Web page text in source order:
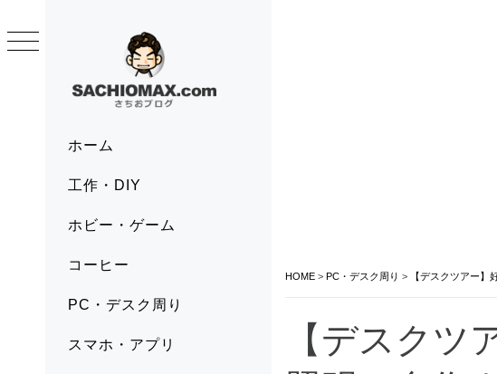
ホーム
工作・DIY
ホビー・ゲーム
コーヒー
PC・デスク周り
スマホ・アプリ
to
HOME > PC・デスク周り > 【デスクツアー】
【デスクツ